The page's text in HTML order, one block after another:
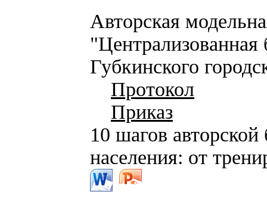
Авторская
Губкинского
Протокол
Приказ
10 шагов
населения: от